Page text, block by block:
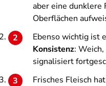
aber eine dunklere
Oberflächen
Ebenso wichtig ist
Konsistenz:
signalisiert
Frisches Fleisch